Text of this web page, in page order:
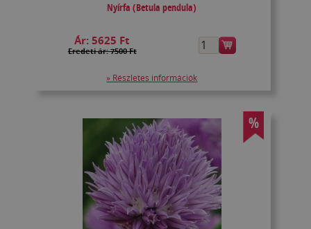
Nyírfa (Betula pendula)
Ár:5625 Ft
Eredeti ár: 7500 Ft
» Részletes információk
%